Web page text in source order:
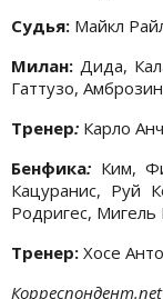
Судья: Майкл
Милан: Дида,
Гаттузо,
Тренер: Карло
Бенфика: Ким,
Кацуранис, Руй
Родригес, Мигель
Тренер: Хосе
Корреспондент.net